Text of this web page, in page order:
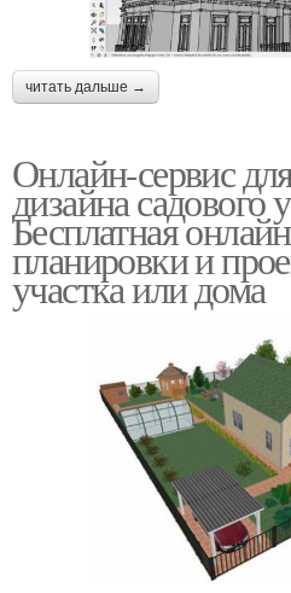
читать дальше →
Онлайн-сервис
дизайна садового
Бесплатная
планировки и
участка или дома